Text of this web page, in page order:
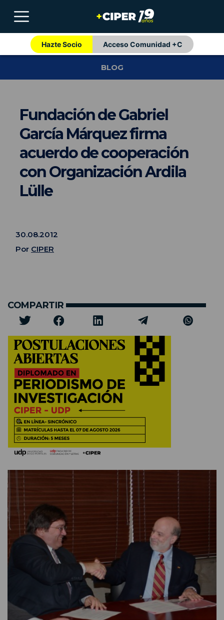
Hazte Socio Acceso Comunidad +C
BLOG
Fundación de Gabriel
García Márquez firma
acuerdo de cooperación
con Organización Ardila
Lülle
30.08.2012
Por CIPER
COMPARTIR